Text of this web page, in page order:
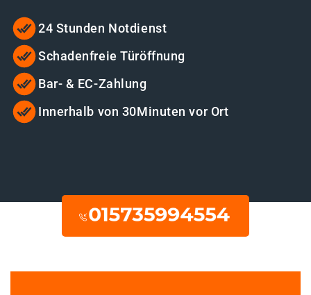
24 Stunden Notdienst
Schadenfreie Türöffnung
Bar- & EC-Zahlung
Innerhalb von 30Minuten vor Ort